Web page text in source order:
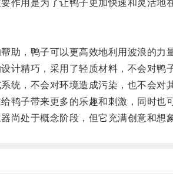
用是为了让鸭子更加快速和灵活地在
，鸭子可以更高效地利用波浪的力
精巧，采用了轻质材料，不会对鸭子
，不会对环境造成污染，也不会对其
子带来更多的乐趣和刺激，同时也
处于概念阶段，但它充满创意和想